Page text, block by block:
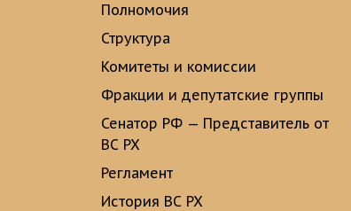
Полномочия
Структура
Комитеты и комиссии
Фракции и депутатские группы
Сенатор РФ — Представитель от
ВС РХ
Регламент
История ВС РХ